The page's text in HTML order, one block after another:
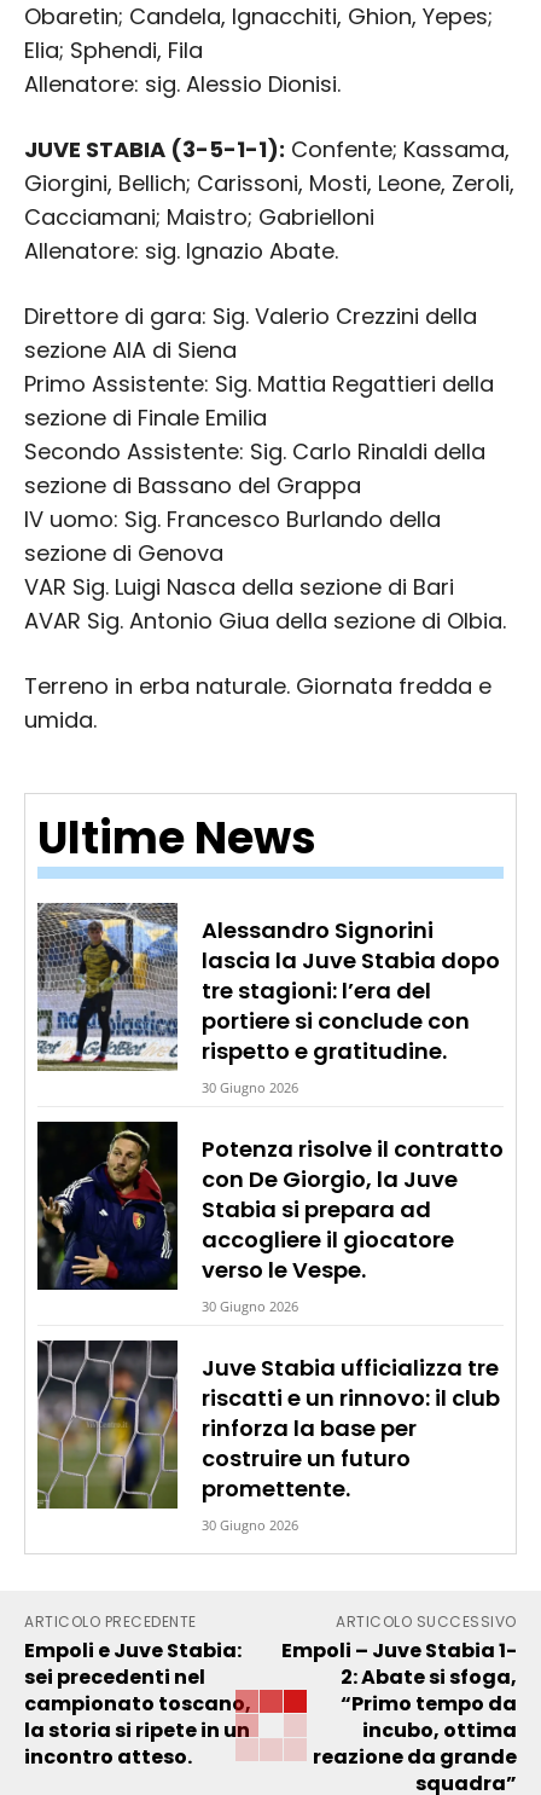
Ultime News
Alessandro Signorini
lascia la Juve Stabia dopo
tre stagioni: l’era del
portiere si conclude con
rispetto e gratitudine.
30 Giugno 2026
Potenza risolve il contratto
con De Giorgio, la Juve
Stabia si prepara ad
accogliere il giocatore
verso le Vespe.
30 Giugno 2026
Juve Stabia ufficializza tre
riscatti e un rinnovo: il club
rinforza la base per
costruire un futuro
promettente.
30 Giugno 2026
Obaretin; Candela, Ignacchiti, Ghion, Yepes;
Elia; Sphendi, Fila
Allenatore: sig. Alessio Dionisi.
JUVE STABIA (3-5-1-1): Confente; Kassama,
Giorgini, Bellich; Carissoni, Mosti, Leone, Zeroli,
Cacciamani; Maistro; Gabrielloni
Allenatore: sig. Ignazio Abate.
Direttore di gara: Sig. Valerio Crezzini della
sezione AIA di Siena
Primo Assistente: Sig. Mattia Regattieri della
sezione di Finale Emilia
Secondo Assistente: Sig. Carlo Rinaldi della
sezione di Bassano del Grappa
IV uomo: Sig. Francesco Burlando della
sezione di Genova
VAR Sig. Luigi Nasca della sezione di Bari
AVAR Sig. Antonio Giua della sezione di Olbia.
Terreno in erba naturale. Giornata fredda e
umida.
ARTICOLO PRECEDENTE
Empoli e Juve Stabia:
sei precedenti nel
campionato toscano,
la storia si ripete in un
incontro atteso.
ARTICOLO SUCCESSIVO
Empoli – Juve Stabia 1-
2: Abate si sfoga,
“Primo tempo da
incubo, ottima
reazione da grande
squadra”